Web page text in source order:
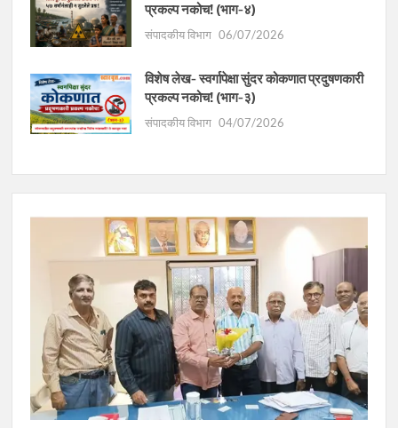
प्रकल्प नकोच! (भाग-४)
संपादकीय विभाग 06/07/2026
विशेष लेख- स्वर्गापेक्षा सुंदर कोकणात प्रदुषणकारी
प्रकल्प नकोच! (भाग-३)
संपादकीय विभाग 04/07/2026